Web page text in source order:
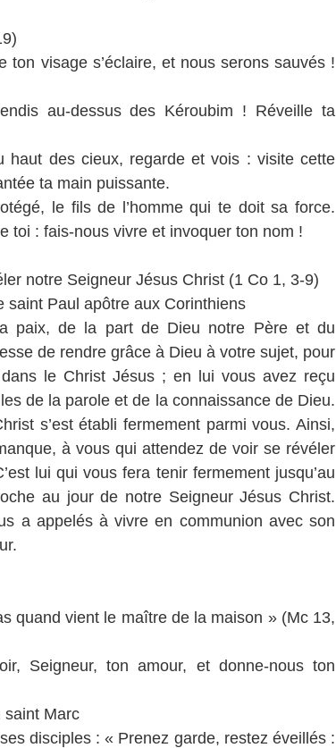
ton visage s’éclaire, et nous serons sauvés !
au-dessus des Kéroubim ! Réveille ta
haut des cieux, regarde et vois : visite cette
ta main puissante.
le fils de l’homme qui te doit sa force.
toi : fais-nous vivre et invoquer ton nom !
notre Seigneur Jésus Christ (1 Co 1, 3-9)
saint Paul apôtre aux Corinthiens
paix, de la part de Dieu notre Père et du
de rendre grâce à Dieu à votre sujet, pour
le Christ Jésus ; en lui vous avez reçu
de la parole et de la connaissance de Dieu.
s’est établi fermement parmi vous. Ainsi,
à vous qui attendez de voir se révéler
lui qui vous fera tenir fermement jusqu’au
au jour de notre Seigneur Jésus Christ.
a appelés à vivre en communion avec son
quand vient le maître de la maison » (Mc 13,
Seigneur, ton amour, et donne-nous ton
saint Marc
disciples : « Prenez garde, restez éveillés :